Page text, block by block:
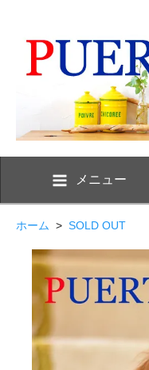
メニュー
ホーム > SOLD OUT